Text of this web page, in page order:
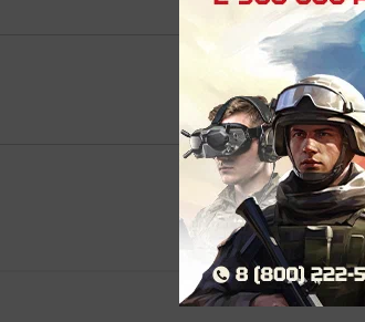
Авторизоваться